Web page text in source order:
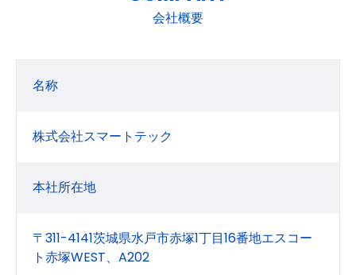
会社概要
名称
株式会社スマートテック
本社所在地
〒311-4141茨城県水戸市赤塚1丁目16番地エスコー
ト赤塚WEST、A202